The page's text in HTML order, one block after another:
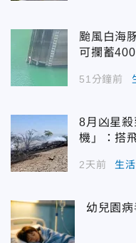
颱風白海
可攔蓄
51分鐘前
8月凶星
機」：搭
2天前 生活
幼兒園